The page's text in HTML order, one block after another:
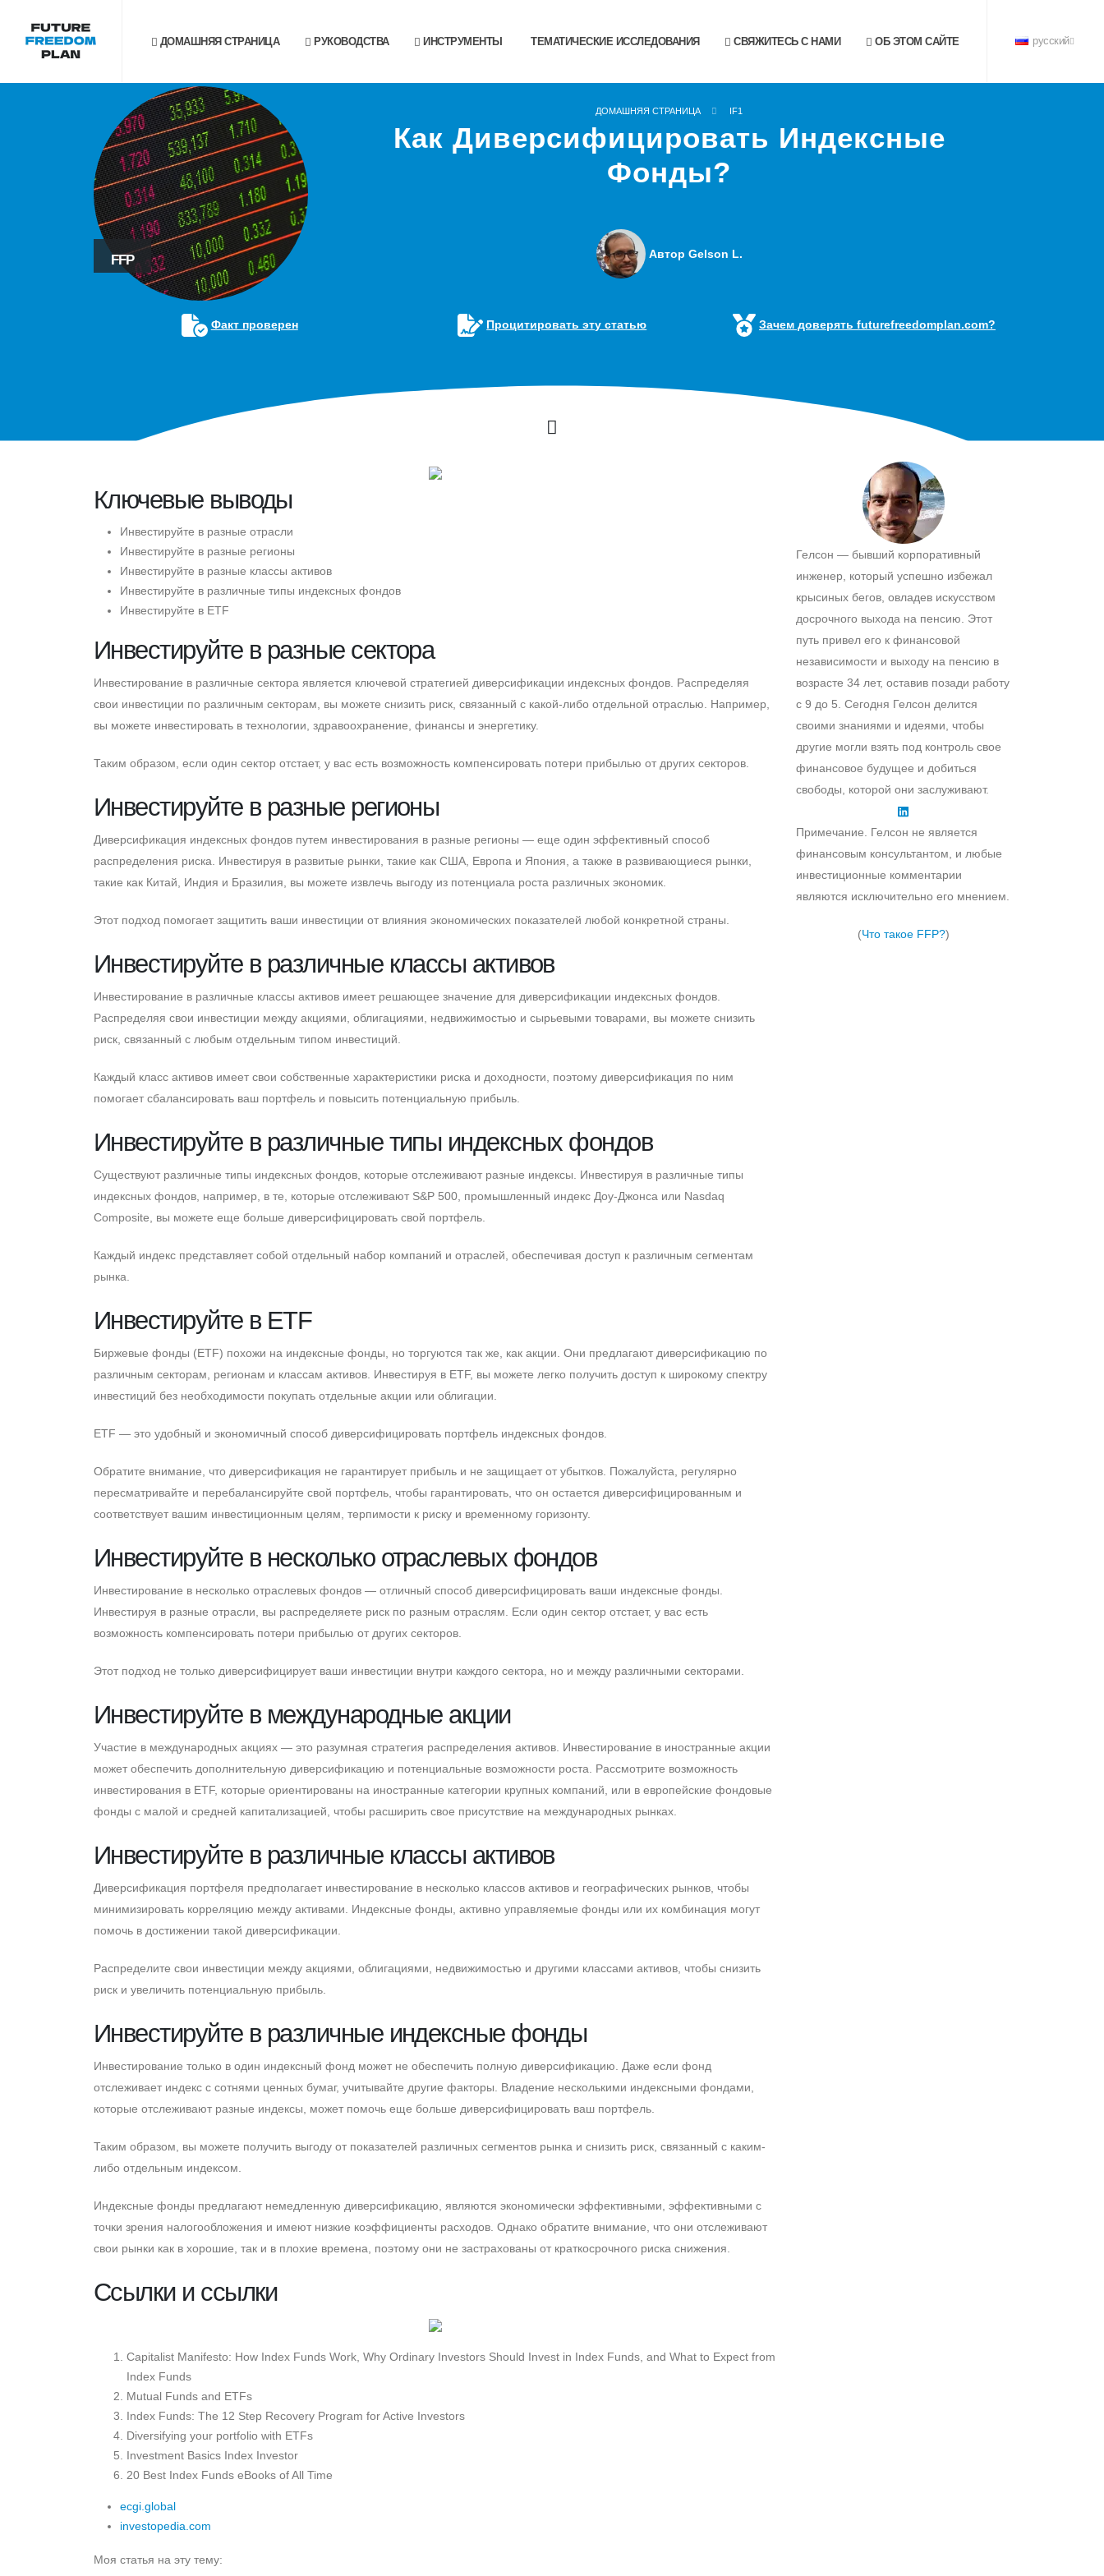
ДОМАШНЯЯ СТРАНИЦА РУКОВОДСТВА ИНСТРУМЕНТЫ ТЕМАТИЧЕСКИЕ ИССЛЕДОВАНИЯ СВЯЖИТЕСЬ С НАМИ ОБ ЭТОМ САЙТЕ русский
FFP
ДОМАШНЯЯ СТРАНИЦА IF1
Как Диверсифицировать Индексные
Фонды?
Автор Gelson L.
Факт проверен Процитировать эту статью Зачем доверять futurefreedomplan.com?
Ключевые выводы
Инвестируйте в разные отрасли
Инвестируйте в разные регионы
Инвестируйте в разные классы активов
Инвестируйте в различные типы индексных фондов
Инвестируйте в ETF
Инвестируйте в разные сектора
Инвестирование в различные сектора является ключевой стратегией диверсификации индексных фондов. Распределяя
свои инвестиции по различным секторам, вы можете снизить риск, связанный с какой-либо отдельной отраслью. Например,
вы можете инвестировать в технологии, здравоохранение, финансы и энергетику.
Таким образом, если один сектор отстает, у вас есть возможность компенсировать потери прибылью от других секторов.
Инвестируйте в разные регионы
Диверсификация индексных фондов путем инвестирования в разные регионы — еще один эффективный способ
распределения риска. Инвестируя в развитые рынки, такие как CША, Eвропа и Япония, а также в развивающиеся рынки,
такие как Китай, Индия и Бразилия, вы можете извлечь выгоду из потенциала роста различных экономик.
Этот подход помогает защитить ваши инвестиции от влияния экономических показателей любой конкретной страны.
Инвестируйте в различные классы активов
Инвестирование в различные классы активов имеет решающее значение для диверсификации индексных фондов.
Распределяя свои инвестиции между акциями, облигациями, недвижимостью и сырьевыми товарами, вы можете снизить
риск, связанный с любым отдельным типом инвестиций.
Каждый класс активов имеет свои собственные характеристики риска и доходности, поэтому диверсификация по ним
помогает сбалансировать ваш портфель и повысить потенциальную прибыль.
Инвестируйте в различные типы индексных фондов
Cуществуют различные типы индексных фондов, которые отслеживают разные индексы. Инвестируя в различные типы
индексных фондов, например, в те, которые отслеживают S&P 500, промышленный индекс Доу-Джонса или Nasdaq
Composite, вы можете еще больше диверсифицировать свой портфель.
Каждый индекс представляет собой отдельный набор компаний и отраслей, обеспечивая доступ к различным сегментам
рынка.
Инвестируйте в ETF
Биржевые фонды (ETF) похожи на индексные фонды, но торгуются так же, как акции. Они предлагают диверсификацию по
различным секторам, регионам и классам активов. Инвестируя в ETF, вы можете легко получить доступ к широкому спектру
инвестиций без необходимости покупать отдельные акции или облигации.
ETF — это удобный и экономичный способ диверсифицировать портфель индексных фондов.
Обратите внимание, что диверсификация не гарантирует прибыль и не защищает от убытков. Пожалуйста, регулярно
пересматривайте и перебалансируйте свой портфель, чтобы гарантировать, что он остается диверсифицированным и
соответствует вашим инвестиционным целям, терпимости к риску и временному горизонту.
Инвестируйте в несколько отраслевых фондов
Инвестирование в несколько отраслевых фондов — отличный способ диверсифицировать ваши индексные фонды.
Инвестируя в разные отрасли, вы распределяете риск по разным отраслям. Eсли один сектор отстает, у вас есть
возможность компенсировать потери прибылью от других секторов.
Этот подход не только диверсифицирует ваши инвестиции внутри каждого сектора, но и между различными секторами.
Инвестируйте в международные акции
Участие в международных акциях — это разумная стратегия распределения активов. Инвестирование в иностранные акции
может обеспечить дополнительную диверсификацию и потенциальные возможности роста. Рассмотрите возможность
инвестирования в ETF, которые ориентированы на иностранные категории крупных компаний, или в европейские фондовые
фонды с малой и средней капитализацией, чтобы расширить свое присутствие на международных рынках.
Инвестируйте в различные классы активов
Диверсификация портфеля предполагает инвестирование в несколько классов активов и географических рынков, чтобы
минимизировать корреляцию между активами. Индексные фонды, активно управляемые фонды или их комбинация могут
помочь в достижении такой диверсификации.
Распределите свои инвестиции между акциями, облигациями, недвижимостью и другими классами активов, чтобы снизить
риск и увеличить потенциальную прибыль.
Инвестируйте в различные индексные фонды
Инвестирование только в один индексный фонд может не обеспечить полную диверсификацию. Даже если фонд
отслеживает индекс с сотнями ценных бумаг, учитывайте другие факторы. Владение несколькими индексными фондами,
которые отслеживают разные индексы, может помочь еще больше диверсифицировать ваш портфель.
Таким образом, вы можете получить выгоду от показателей различных сегментов рынка и снизить риск, связанный с каким-
либо отдельным индексом.
Индексные фонды предлагают немедленную диверсификацию, являются экономически эффективными, эффективными с
точки зрения налогообложения и имеют низкие коэффициенты расходов. Однако обратите внимание, что они отслеживают
свои рынки как в хорошие, так и в плохие времена, поэтому они не застрахованы от краткосрочного риска снижения.
Cсылки и ссылки
Capitalist Manifesto: How Index Funds Work, Why Ordinary Investors Should Invest in Index Funds, and What to Expect from
Index Funds
Mutual Funds and ETFs
Index Funds: The 12 Step Recovery Program for Active Investors
Diversifying your portfolio with ETFs
Investment Basics Index Investor
20 Best Index Funds eBooks of All Time
ecgi.global
investopedia.com
Моя статья на эту тему:
Гелсон — бывший корпоративный
инженер, который успешно избежал
крысиных бегов, овладев искусством
досрочного выхода на пенсию. Этот
путь привел его к финансовой
независимости и выходу на пенсию в
возрасте 34 лет, оставив позади работу
с 9 до 5. Сегодня Гелсон делится
своими знаниями и идеями, чтобы
другие могли взять под контроль свое
финансовое будущее и добиться
свободы, которой они заслуживают.
Примечание. Гелсон не является
финансовым консультантом, и любые
инвестиционные комментарии
являются исключительно его мнением.
(Что такое FFP?)